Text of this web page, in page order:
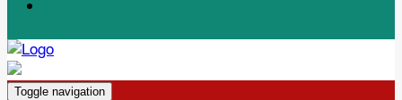
Toggle navigation